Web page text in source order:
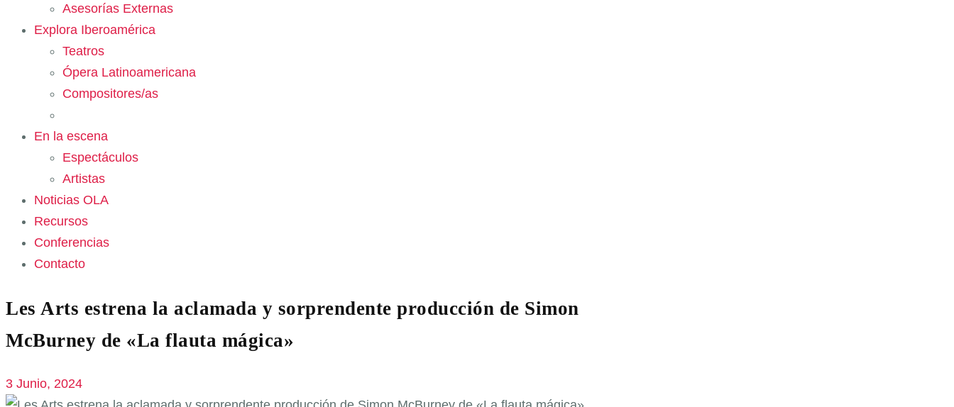
Asesorías Externas
Explora Iberoamérica
Teatros
Ópera Latinoamericana
Compositores/as
En la escena
Espectáculos
Artistas
Noticias OLA
Recursos
Conferencias
Contacto
Les Arts estrena la aclamada y sorprendente producción de Simon
McBurney de «La flauta mágica»
3 Junio, 2024